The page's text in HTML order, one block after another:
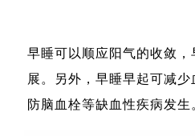
早睡可以顺应阳气的收敛
展。另外，早睡早起可减
防脑血栓等缺血性疾病发生